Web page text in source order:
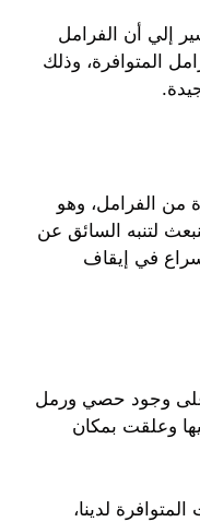
إلي أن الفرامل
المتوافرة، وذلك
الفرامل، وهو
لتنبه السائق عن
في إيقاف
على وجود حصي ورمل
وعلقت بمكان
لدينا،